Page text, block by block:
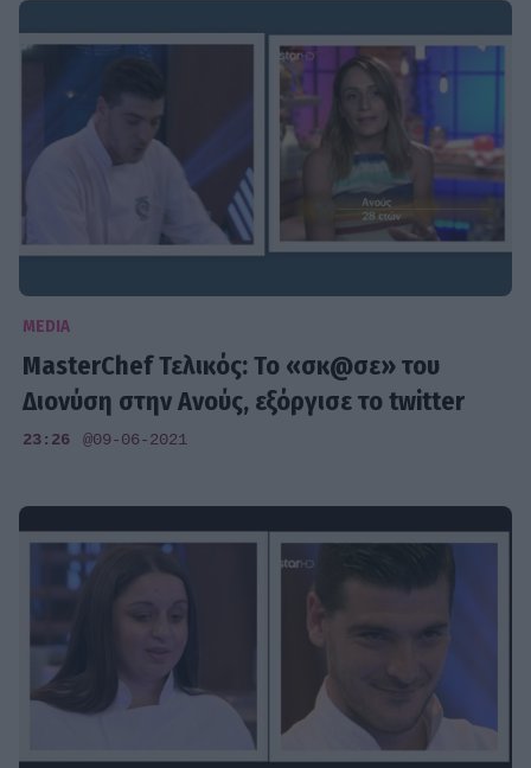
MEDIA
MasterChef Τελικός: To «σκ@σε» του
Διονύση στην Ανούς, εξόργισε το twitter
23:26 @09-06-2021